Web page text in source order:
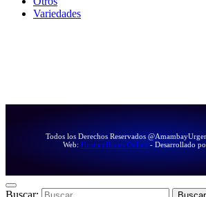
Variedades
Todos los Derechos Reservados
Web: HostingBaratoOnline- Desarrollado